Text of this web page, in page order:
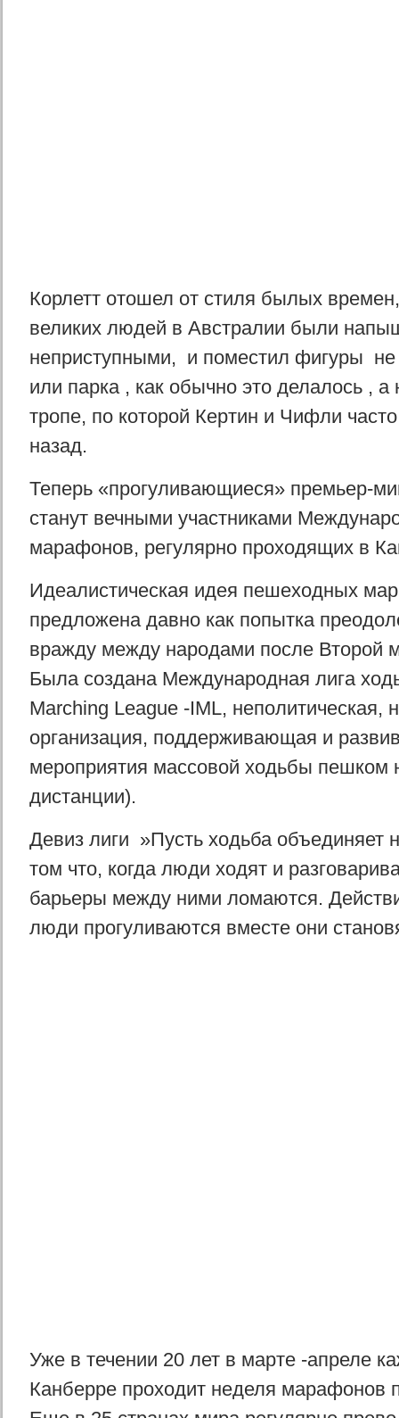
Корлетт отошел от стиля былых времен,
великих людей в Австралии были
неприступными, и поместил фигуры
или парка , как обычно это делалось , а
тропе, по которой Кертин и Чифли
назад.
Теперь «прогуливающиеся» премьер-
станут вечными участниками
марафонов, регулярно проходящих в
Идеалистическая идея пешеходных
предложена давно как попытка
вражду между народами после Второй
Была создана Международная лига
Marching League -IML, неполитическая,
организация, поддерживающая и
мероприятия массовой ходьбы пешком
дистанции).
Девиз лиги »Пусть ходьба
том что, когда люди ходят и
барьеры между ними ломаются.
люди прогуливаются вместе они
Уже в течении 20 лет в марте -апреле
Канберре проходит неделя марафонов